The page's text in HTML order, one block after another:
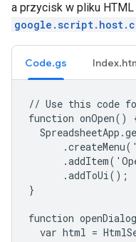
a przycisk w pliku HTML
Code.gs
// Use this code
function onOpen()
      .addToUi();
}
function
var html =